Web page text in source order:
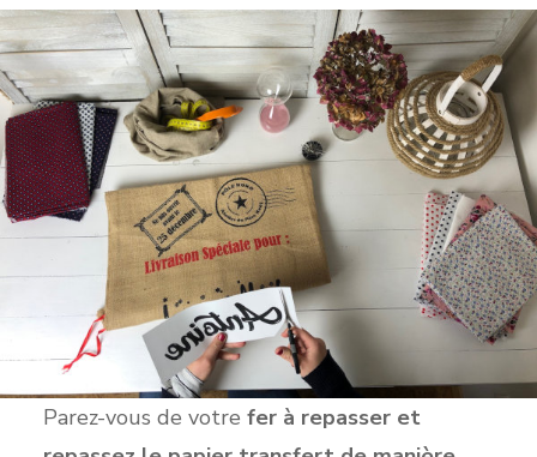
Parez-vous de votre fer à repasser et